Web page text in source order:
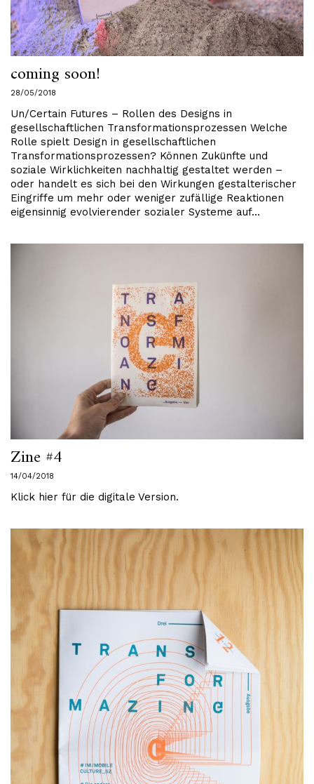
coming soon!
28/05/2018
Un/Certain Futures – Rollen des Designs in
gesellschaftlichen Transformationsprozessen Welche
Rolle spielt Design in gesellschaftlichen
Transformationsprozessen? Können Zukünfte und
soziale Wirklichkeiten nachhaltig gestaltet werden –
oder handelt es sich bei den Wirkungen gestalterischer
Eingriffe um mehr oder weniger zufällige Reaktionen
eigensinnig evolvierender sozialer Systeme auf…
Zine #4
14/04/2018
Klick hier für die digitale Version.